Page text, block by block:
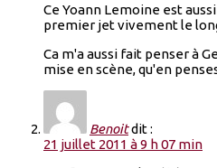
Ce Yoann Lemoine est
premier jet vivement le
Ca m'a aussi fait penser à
mise en scène, qu'en
Benoitdit :
21 juillet 2011 à 9 h 07 min